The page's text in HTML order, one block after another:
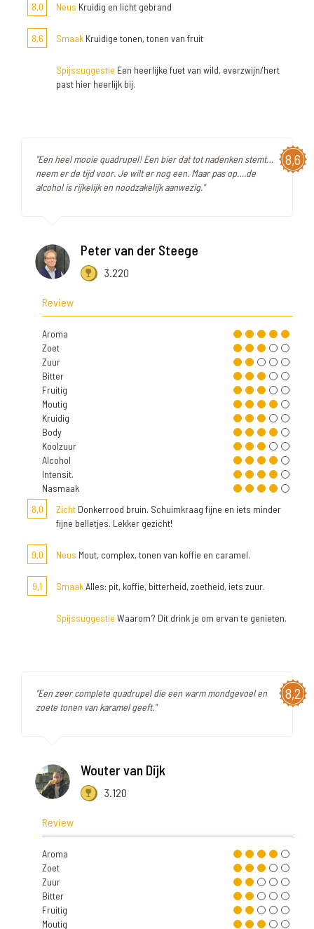
8,0 Neus Kruidig en licht gebrand
8,6 Smaak Kruidige tonen, tonen van fruit
Spijssuggestie Een heerlijke fuet van wild, everzwijn/hert
past hier heerlijk bij.
8,6
"Een heel mooie quadrupel! Een bier dat tot nadenken stemt…
neem er de tijd voor. Je wilt er nog een. Maar pas op….de
alcohol is rijkelijk en noodzakelijk aanwezig."
Peter van der Steege
3.220
Review
Aroma
Zoet
Zuur
Bitter
Fruitig
Moutig
Kruidig
Body
Koolzuur
Alcohol
Intensit.
Nasmaak
8,0
Zicht Donkerrood bruin. Schuimkraag fijne en iets minder
fijne belletjes. Lekker gezicht!
9,0 Neus Mout, complex, tonen van koffie en caramel.
9,1 SmaakAlles: pit, koffie, bitterheid, zoetheid, iets zuur.
Spijssuggestie Waarom? Dit drink je om ervan te genieten.
8,2
"Een zeer complete quadrupel die een warm mondgevoel en
zoete tonen van karamel geeft."
Wouter van Dijk
3.120
Review
Aroma
Zoet
Zuur
Bitter
Fruitig
Moutig